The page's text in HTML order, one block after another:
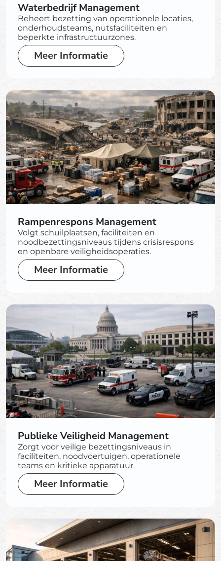
Waterbedrijf Management
Beheert bezetting van operationele locaties,
onderhoudsteams, nutsfaciliteiten en
beperkte infrastructuurzones.
Meer Informatie
Rampenrespons Management
Volgt schuilplaatsen, faciliteiten en
noodbezettingsniveaus tijdens crisisrespons
en openbare veiligheidsoperaties.
Meer Informatie
Publieke Veiligheid Management
Zorgt voor veilige bezettingsniveaus in
faciliteiten, noodvoertuigen, operationele
teams en kritieke apparatuur.
Meer Informatie